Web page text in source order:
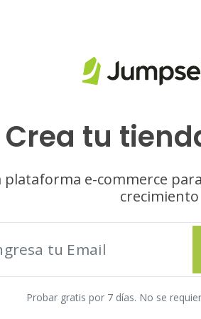
Crea tu
plataforma e-commerce
crecimiento
Probar gratis por 7 días. No se